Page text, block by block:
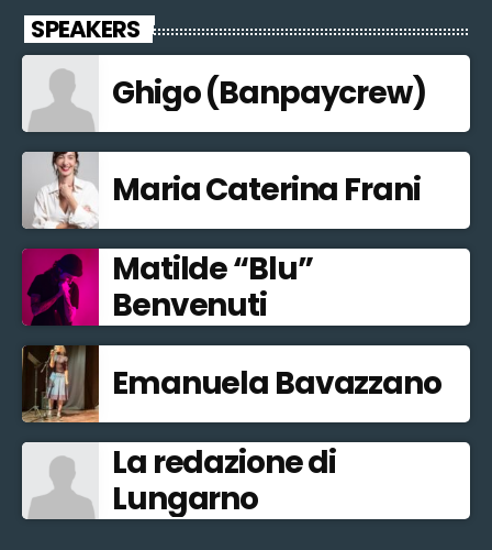
SPEAKERS
Ghigo (Banpaycrew)
Maria Caterina Frani
Matilde “Blu”
Benvenuti
Emanuela Bavazzano
La redazione di
Lungarno